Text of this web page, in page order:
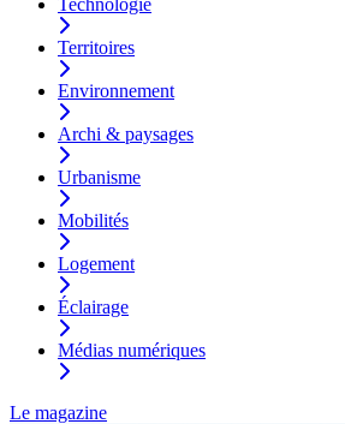
Technologie
Territoires
Environnement
Archi & paysages
Urbanisme
Mobilités
Logement
Éclairage
Médias numériques
Le magazine